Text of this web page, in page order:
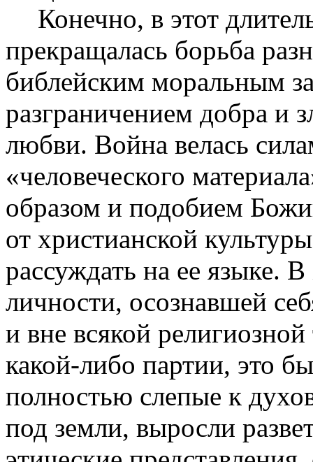
Конечно, в этот
прекращалась борьба
библейским моральным
разграничением добра и
любви. Война велась
«человеческого
образом и подобием
от христианской
рассуждать на ее языке.
личности, осознавшей
и вне всякой
какой-либо партии, это
полностью слепые к
под земли, выросли